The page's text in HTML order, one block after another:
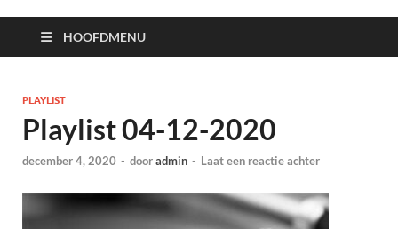
HOOFDMENU
PLAYLIST
Playlist 04-12-2020
december 4, 2020 - dooradmin - Laat een reactie achter